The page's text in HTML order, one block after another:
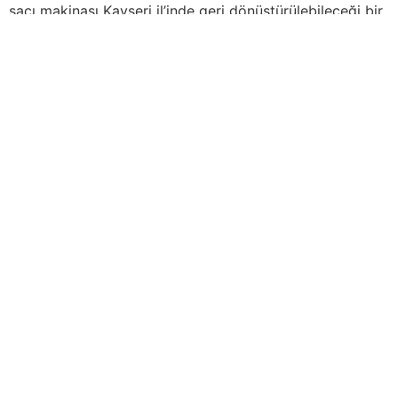
sacı makinası Kayseri il’inde geri dönüştürülebileceği bir